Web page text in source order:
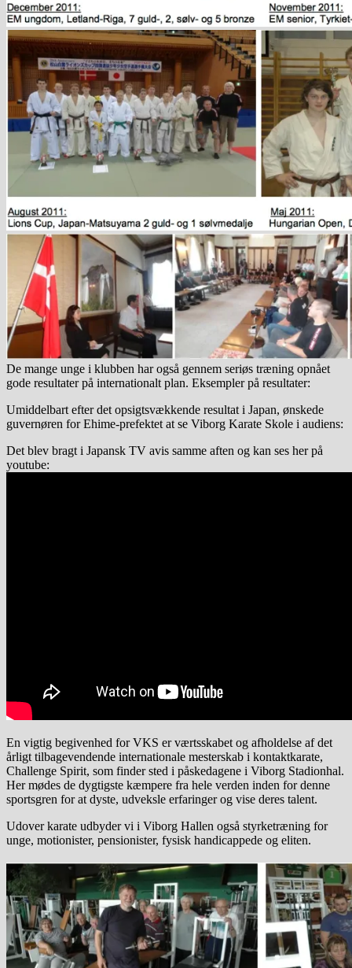
De mange unge i klubben har også gennem seriøs træning opnået
gode resultater på internationalt plan. Eksempler på resultater:
Umiddelbart efter det opsigtsvækkende resultat i Japan, ønskede
guvernøren for Ehime-prefektet at se Viborg Karate Skole i audiens:
Det blev bragt i Japansk TV avis samme aften og kan ses her på
youtube:
En vigtig begivenhed for VKS er værtsskabet og afholdelse af det
årligt tilbagevendende internationale mesterskab i kontaktkarate,
Challenge Spirit, som finder sted i påskedagene i Viborg Stadionhal.
Her mødes de dygtigste kæmpere fra hele verden inden for denne
sportsgren for at dyste, udveksle erfaringer og vise deres talent.
Udover karate udbyder vi i Viborg Hallen også styrketræning for
unge, motionister, pensionister, fysisk handicappede og eliten.